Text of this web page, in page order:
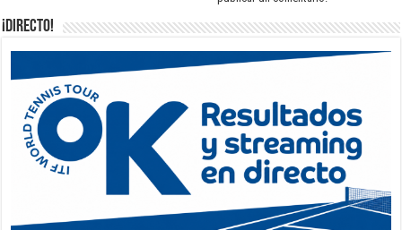
¡DIRECTO!